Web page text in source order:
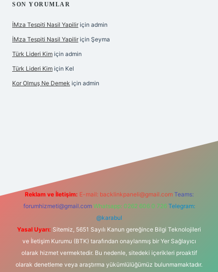
SON YORUMLAR
İMza Tespiti Nasil Yapilir için admin
İMza Tespiti Nasil Yapilir için Şeyma
Türk Lideri Kim için admin
Türk Lideri Kim için Kel
Kor Olmuş Ne Demek için admin
Reklam ve İletişim: E-mail: backlinkpaneli@gmail.com Teams:
forumhizmeti@gmail.com Whatsapp: 0262 606 0 726 Telegram:
@karabul
Yasal Uyarı: Sitemiz, 5651 Sayılı Kanun gereğince Bilgi Teknolojileri
ve İletişim Kurumu (BTK) tarafından onaylanmış bir Yer Sağlayıcı
olarak hizmet vermektedir. Bu nedenle, sitedeki içerikleri proaktif
olarak denetleme veya araştırma yükümlülüğümüz bulunmamaktadır.